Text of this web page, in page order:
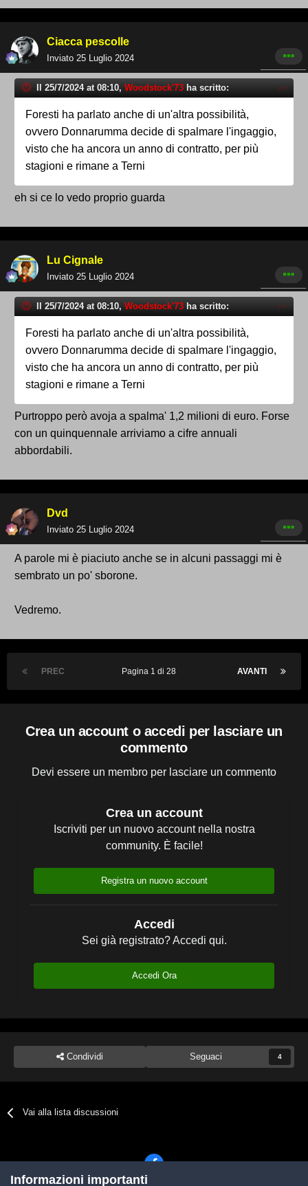
Ciacca pescolle
Inviato 25 Luglio 2024
Il 25/7/2024 at 08:10, Woodstock'73 ha scritto:
Foresti ha parlato anche di un'altra possibilità,
ovvero Donnarumma decide di spalmare l'ingaggio,
visto che ha ancora un anno di contratto, per più
stagioni e rimane a Terni
eh si ce lo vedo proprio guarda
Lu Cignale
Inviato 25 Luglio 2024
Il 25/7/2024 at 08:10, Woodstock'73 ha scritto:
Foresti ha parlato anche di un'altra possibilità,
ovvero Donnarumma decide di spalmare l'ingaggio,
visto che ha ancora un anno di contratto, per più
stagioni e rimane a Terni
Purtroppo però avoja a spalma' 1,2 milioni di euro. Forse
con un quinquennale arriviamo a cifre annuali
abbordabili.
Dvd
Inviato 25 Luglio 2024
A parole mi è piaciuto anche se in alcuni passaggi mi è
sembrato un po' sborone.
Vedremo.
PREC AVANTI
Pagina 1 di 28
Crea un account o accedi per lasciare un
commento
Devi essere un membro per lasciare un commento
Crea un account
Iscriviti per un nuovo account nella nostra
community. È facile!
Registra un nuovo account
Accedi
Sei già registrato? Accedi qui.
Accedi Ora
Condividi Seguaci 4
Vai alla lista discussioni
Informazioni importanti